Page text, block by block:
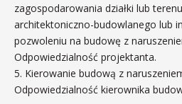
zagospodarowania działki lub
architektoniczno-budowlanego lub
pozwoleniu na budowę z
Odpowiedzialność projektanta.
5. Kierowanie budową z
Odpowiedzialność kierownika